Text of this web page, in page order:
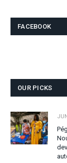
FACEBOOK
OUR PICKS